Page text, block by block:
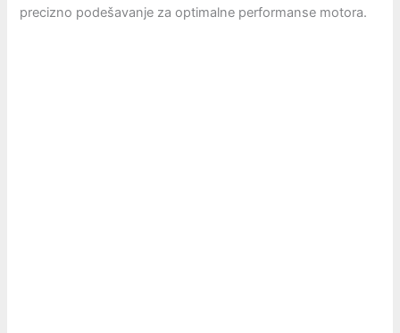
precizno podešavanje za optimalne performanse motora.